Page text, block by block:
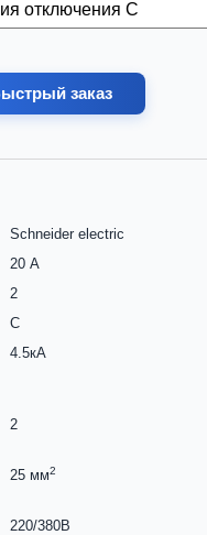
заказ
Schneider electric
20 А
2
C
4.5кА
2
25 мм2
220/380В